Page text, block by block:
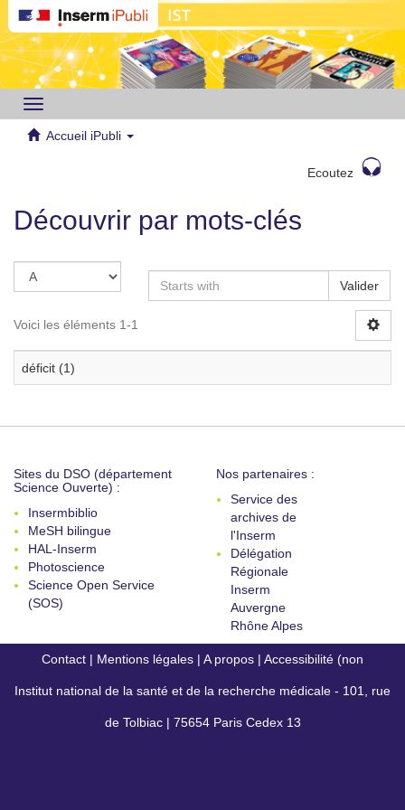
Toggle
navigation
Accueil iPubli
Ecoutez
Découvrir par mots-clés
Valider
Voici les éléments 1-1
déficit (1)
Sites du DSO (département
Science Ouverte) :
Insermbiblio
MeSH bilingue
HAL-Inserm
Photoscience
Science Open Service
(SOS)
Nos partenaires :
Service des
archives de
l'Inserm
Délégation
Régionale
Inserm
Auvergne
Rhône Alpes
Contact | Mentions légales | A propos | Accessibilité (non
conforme)
Institut national de la santé et de la recherche médicale - 101, rue
de Tolbiac | 75654 Paris Cedex 13